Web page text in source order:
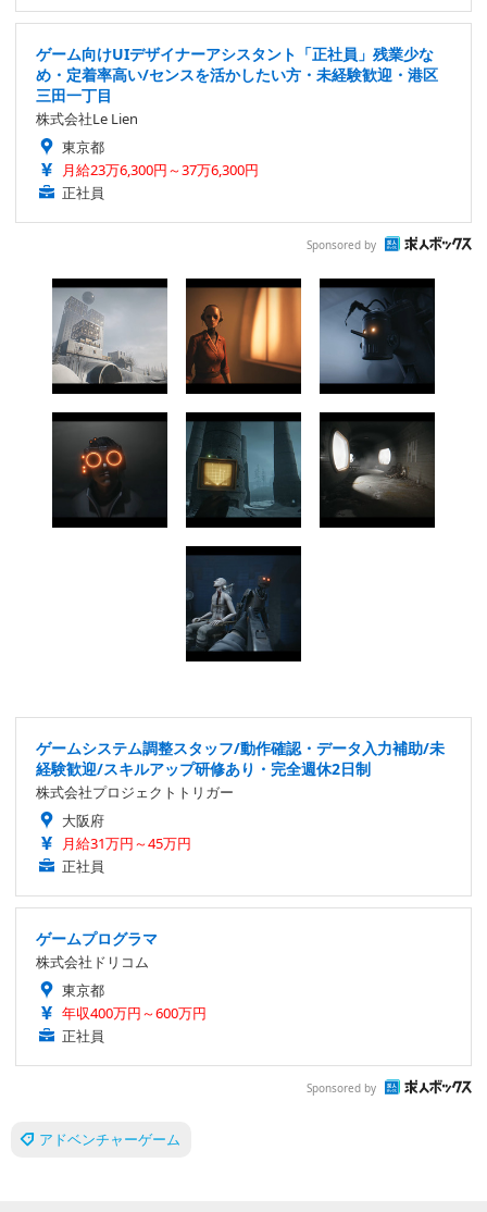
ゲーム向けUIデザイナーアシスタント「正社員」残業少な
め・定着率高い/センスを活かしたい方・未経験歓迎・港区
三田一丁目
株式会社Le Lien
東京都
月給23万6,300円～37万6,300円
正社員
Sponsored by
ゲームシステム調整スタッフ/動作確認・データ入力補助/未
経験歓迎/スキルアップ研修あり・完全週休2日制
株式会社プロジェクトトリガー
大阪府
月給31万円～45万円
正社員
ゲームプログラマ
株式会社ドリコム
東京都
年収400万円～600万円
正社員
Sponsored by
アドベンチャーゲーム